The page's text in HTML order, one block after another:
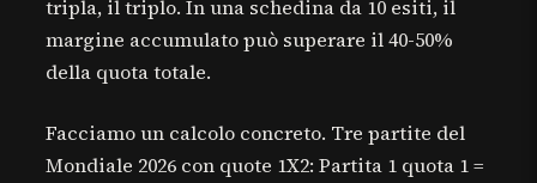
tripla, il triplo. In una schedina da 10 esiti, il
margine accumulato può superare il 40-50%
della quota totale.
Facciamo un calcolo concreto. Tre partite del
Mondiale 2026 con quote 1X2: Partita 1 quota 1 =